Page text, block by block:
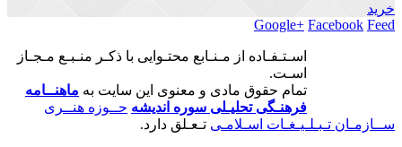
خرید
Google+ Facebook Feed
اسـتـفـاده از مـنـابع محتـوایی با ذکـر منـبـع مـجـاز
اسـت.
تمام حقوق مادی و معنوی این سایت به ماهنــامه
فرهنـگی تحلیـلی سوره اندیشه حــوزه هنــری
ســازمـان تـبـلـیـغـات اسـلامـی تـعـلق دارد.